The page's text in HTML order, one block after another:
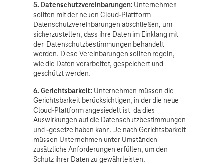
5. Datenschutzvereinbarungen: Unternehmen
sollten mit der neuen Cloud-Plattform
Datenschutzvereinbarungen abschließen, um
sicherzustellen, dass ihre Daten im Einklang mit
den Datenschutzbestimmungen behandelt
werden. Diese Vereinbarungen sollten regeln,
wie die Daten verarbeitet, gespeichert und
geschützt werden.
6. Gerichtsbarkeit: Unternehmen müssen die
Gerichtsbarkeit berücksichtigen, in der die neue
Cloud-Plattform angesiedelt ist, da dies
Auswirkungen auf die Datenschutzbestimmungen
und -gesetze haben kann. Je nach Gerichtsbarkeit
müssen Unternehmen unter Umständen
zusätzliche Anforderungen erfüllen, um den
Schutz ihrer Daten zu gewährleisten.